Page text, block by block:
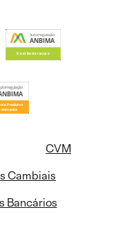
CVM
Cambiais
Bancários